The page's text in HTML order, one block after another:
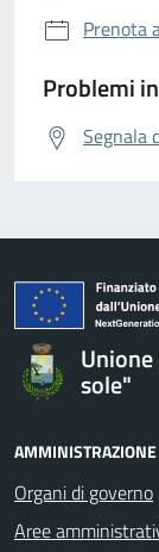
Prenota
Problemi
Segnala
sole"
AMMINISTRAZIONE
Organi di governo
Aree